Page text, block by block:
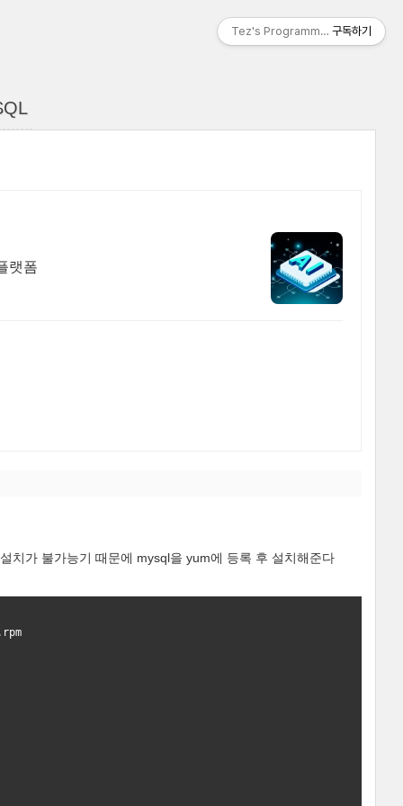
랫폼
치가 불가능기 때문에 mysql을 yum에 등록 후 설치해준다
rpm
Tez's Programming & IT
구독하기